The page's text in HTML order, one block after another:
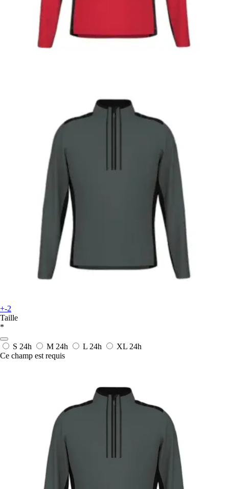
+-2
Taille
*
S 24h M 24h L 24h XL 24h
Ce champ est requis